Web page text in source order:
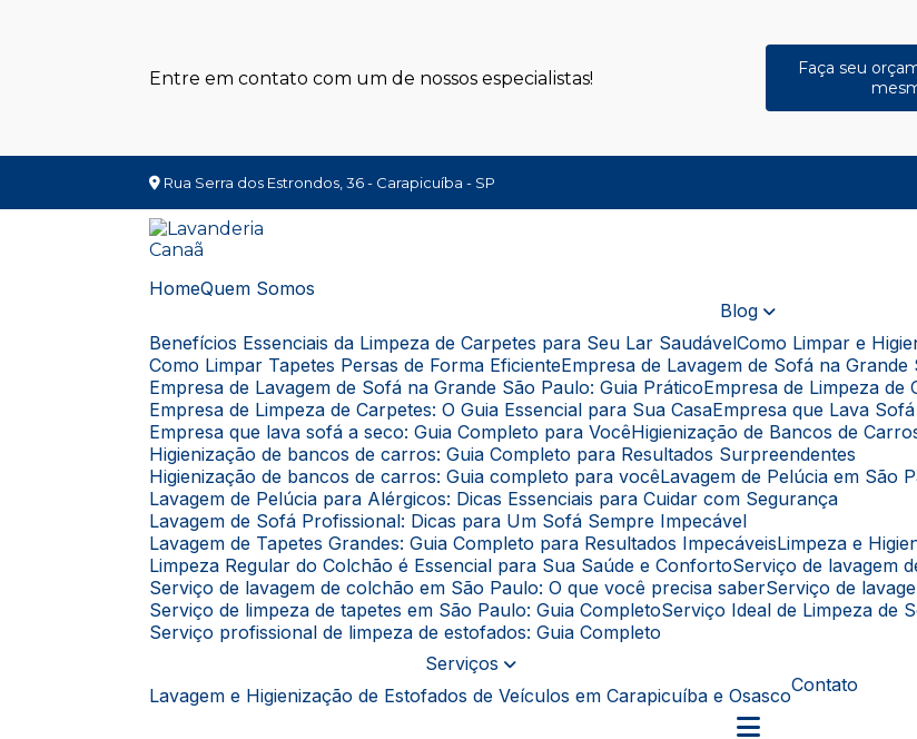
Entre em contato com um de nossos especialistas!
Faça seu
Rua Serra dos Estrondos, 36 - Carapicuíba - SP
Home
Quem Somos
Blog
Benefícios Essenciais da Limpeza de Carpetes para Seu Lar Saudável Como Limpar e
Como Limpar Tapetes Persas de Forma Eficiente Empresa de Lavagem de Sofá na
Empresa de Lavagem de Sofá na Grande São Paulo: Guia Prático Empresa de Limpeza
Empresa de Limpeza de Carpetes: O Guia Essencial para Sua Casa Empresa que Lava
Empresa que lava sofá a seco: Guia Completo para Você
Higienização de Bancos de
Higienização de bancos de carros: Guia Completo para Resultados Surpreendentes
Higienização de bancos de carros: Guia completo para você Lavagem de Pelúcia em São
Lavagem de Pelúcia para Alérgicos: Dicas Essenciais para Cuidar com Segurança
Lavagem de Sofá Profissional: Dicas para Um Sofá Sempre Impecável
Lavagem de Tapetes Grandes: Guia Completo para Resultados Impecáveis Limpeza e
Limpeza Regular do Colchão é Essencial para Sua Saúde e Conforto
Serviço de lavagem
Serviço de lavagem de colchão em São Paulo: O que você precisa saber Serviço de
Serviço de limpeza de tapetes em São Paulo: Guia Completo
Serviço Ideal de Limpeza
Serviço profissional de limpeza de estofados: Guia Completo
Serviços
Lavagem e Higienização de Estofados de Veículos em Carapicuíba e Osasco
Contato